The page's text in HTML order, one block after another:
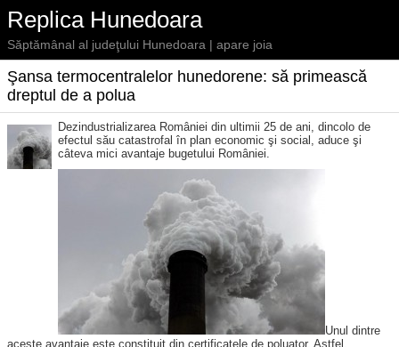
Replica Hunedoara
Săptămânal al judeţului Hunedoara | apare joia
Şansa termocentralelor hunedorene: să primească
dreptul de a polua
Dezindustrializarea României din ultimii 25 de ani, dincolo de
efectul său catastrofal în plan economic şi social, aduce şi
câteva mici avantaje bugetului României.
Unul dintre
aceste avantaje este constituit din certificatele de poluator. Astfel,